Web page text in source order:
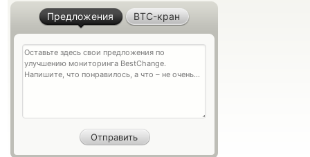
Предложения BTC-кран